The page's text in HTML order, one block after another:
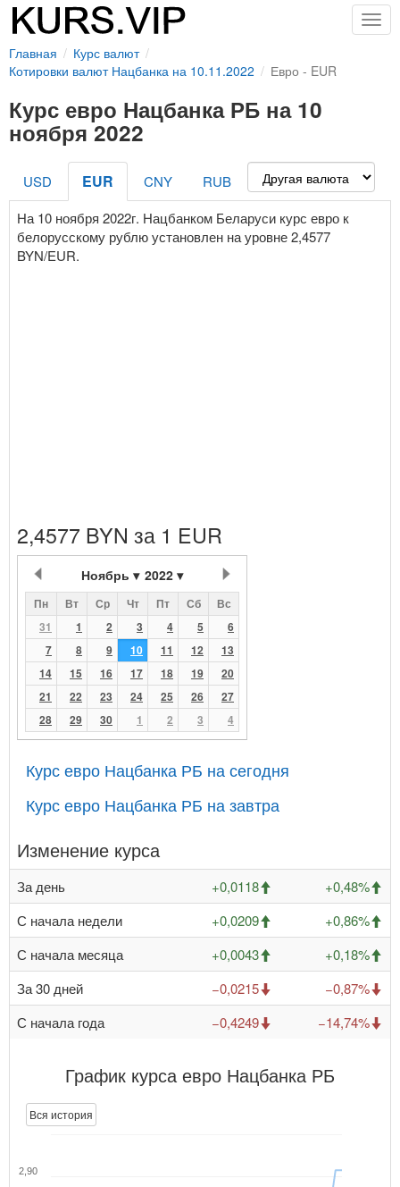
Главная
Курс валют
Котировки валют Нацбанка на 10.11.2022
Евро - EUR
Курс евро Нацбанка РБ на 10
ноября 2022
USD EUR CNY
RUB
На 10 ноября 2022г. Нацбанком Беларуси курс евро к
белорусскому рублю установлен на уровне 2,4577
BYN/EUR.
2,4577 BYN за 1 EUR
Ноябрь 2022
Пн Вт Ср Чт Пт Сб
Вс
31
1 2 3 4 5
6
7
8 9 10 11 12
13
14
15 16 17 18 19
20
21
22 23 24 25 26
27
28
29 30 1 2 3 4
Курс евро Нацбанка РБ на сегодня
Курс евро Нацбанка РБ на завтра
Изменение курса
За день +0,0118
+0,48%
С начала недели
+0,0209
+0,86%
С начала месяца
+0,0043
+0,18%
За 30 дней
−0,0215
−0,87%
С начала года
−0,4249 −14,74%
График курса евро Нацбанка РБ
Вся история
2,90